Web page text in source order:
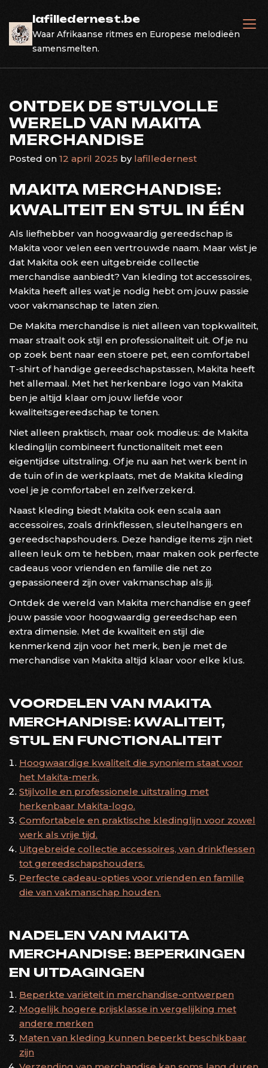
content
lafilledernest.be
Waar Afrikaanse ritmes en Europese melodieën
samensmelten.
ONTDEK DE STIJLVOLLE
WERELD VAN MAKITA
MERCHANDISE
Posted on 12 april 2025 by lafilledernest
MAKITA MERCHANDISE:
KWALITEIT EN STIJL IN ÉÉN
Als liefhebber van hoogwaardig gereedschap is
Makita voor velen een vertrouwde naam. Maar wist je
dat Makita ook een uitgebreide collectie
merchandise aanbiedt? Van kleding tot accessoires,
Makita heeft alles wat je nodig hebt om jouw passie
voor vakmanschap te laten zien.
De Makita merchandise is niet alleen van topkwaliteit,
maar straalt ook stijl en professionaliteit uit. Of je nu
op zoek bent naar een stoere pet, een comfortabel
T-shirt of handige gereedschapstassen, Makita heeft
het allemaal. Met het herkenbare logo van Makita
ben je altijd klaar om jouw liefde voor
kwaliteitsgereedschap te tonen.
Niet alleen praktisch, maar ook modieus: de Makita
kledinglijn combineert functionaliteit met een
eigentijdse uitstraling. Of je nu aan het werk bent in
de tuin of in de werkplaats, met de Makita kleding
voel je je comfortabel en zelfverzekerd.
Naast kleding biedt Makita ook een scala aan
accessoires, zoals drinkflessen, sleutelhangers en
gereedschapshouders. Deze handige items zijn niet
alleen leuk om te hebben, maar maken ook perfecte
cadeaus voor vrienden en familie die net zo
gepassioneerd zijn over vakmanschap als jij.
Ontdek de wereld van Makita merchandise en geef
jouw passie voor hoogwaardig gereedschap een
extra dimensie. Met de kwaliteit en stijl die
kenmerkend zijn voor het merk, ben je met de
merchandise van Makita altijd klaar voor elke klus.
VOORDELEN VAN MAKITA
MERCHANDISE: KWALITEIT,
STIJL EN FUNCTIONALITEIT
Hoogwaardige kwaliteit die synoniem staat voor
het Makita-merk.
Stijlvolle en professionele uitstraling met
herkenbaar Makita-logo.
Comfortabele en praktische kledinglijn voor zowel
werk als vrije tijd.
Uitgebreide collectie accessoires, van drinkflessen
tot gereedschapshouders.
Perfecte cadeau-opties voor vrienden en familie
die van vakmanschap houden.
NADELEN VAN MAKITA
MERCHANDISE: BEPERKINGEN
EN UITDAGINGEN
Beperkte variëteit in merchandise-ontwerpen
Mogelijk hogere prijsklasse in vergelijking met
andere merken
Maten van kleding kunnen beperkt beschikbaar
zijn